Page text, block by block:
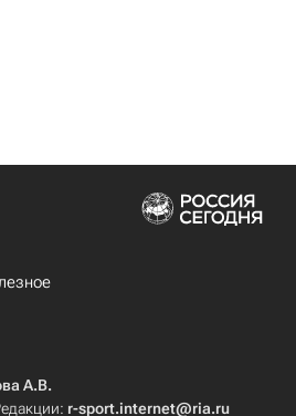
А.В.
r-sport.internet@ria.ru